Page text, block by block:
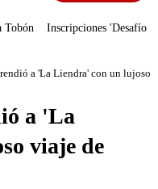
Tobón Inscripciones 'Desafío'
a 'La Liendra' con un lujoso
a 'La
viaje de